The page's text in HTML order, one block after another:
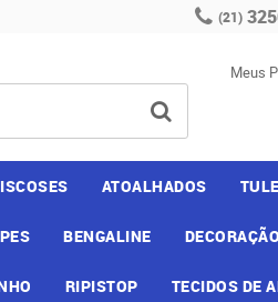
(21)
Meus
ATOALHADOS TULE
BENGALINE DECORAÇÃO
RIPISTOP TECIDOS DE